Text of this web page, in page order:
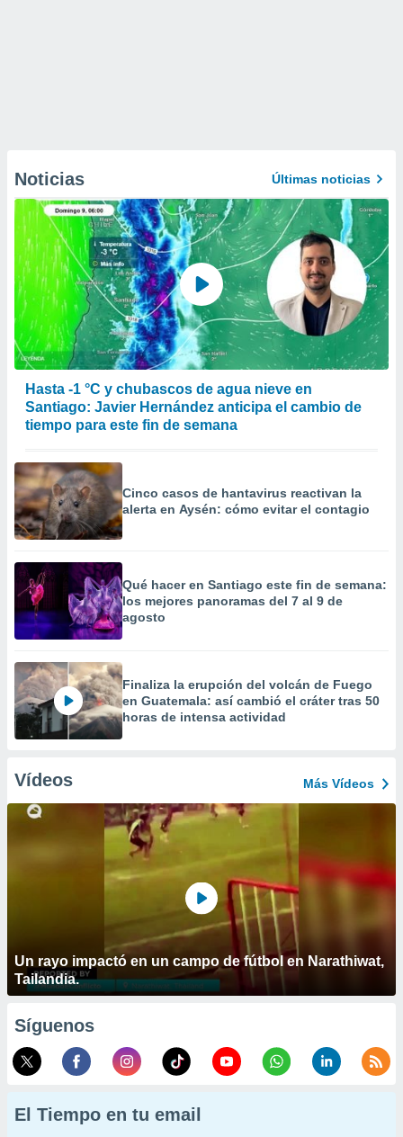
Noticias Últimas noticias
Hasta -1 °C y chubascos de agua nieve en
Santiago: Javier Hernández anticipa el cambio de
tiempo para este fin de semana
Cinco casos de hantavirus reactivan la
alerta en Aysén: cómo evitar el contagio
Qué hacer en Santiago este fin de semana:
los mejores panoramas del 7 al 9 de
agosto
Finaliza la erupción del volcán de Fuego
en Guatemala: así cambió el cráter tras 50
horas de intensa actividad
Vídeos Más Vídeos
Un rayo impactó en un campo de fútbol en Narathiwat,
Tailandia.
Síguenos
El Tiempo en tu email